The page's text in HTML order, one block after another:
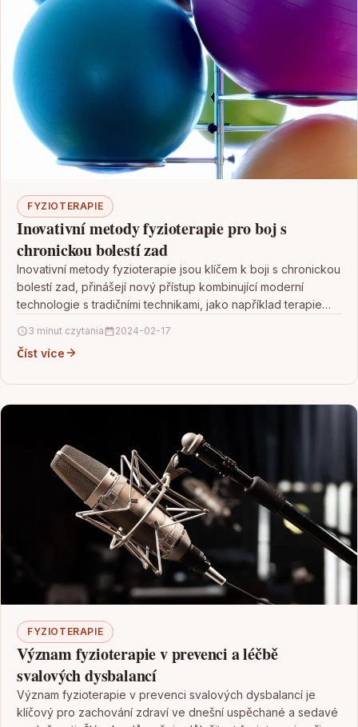
FYZIOTERAPIE
Inovativní metody fyzioterapie pro boj s
chronickou bolestí zad
Inovativní metody fyzioterapie jsou klíčem k boji s chronickou
bolestí zad, přinášejí nový přístup kombinující moderní
technologie s tradičními technikami, jako například terapie
3 minut czytania 2024-02-17
Číst více
FYZIOTERAPIE
Význam fyzioterapie v prevenci a léčbě
svalových dysbalancí
Význam fyzioterapie v prevenci svalových dysbalancí je
klíčový pro zachování zdraví ve dnešní uspěchané a sedavé